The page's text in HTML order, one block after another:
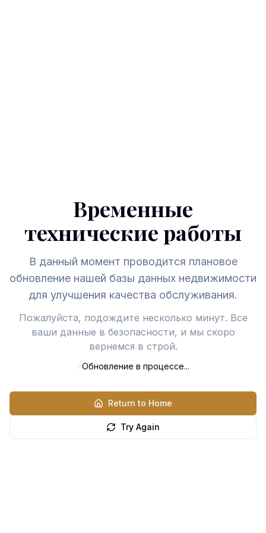
Временные
технические работы
В данный момент проводится плановое
обновление нашей базы данных недвижимости
для улучшения качества обслуживания.
Пожалуйста, подождите несколько минут. Все
ваши данные в безопасности, и мы скоро
вернемся в строй.
Обновление в процессе...
Return to Home
Try Again